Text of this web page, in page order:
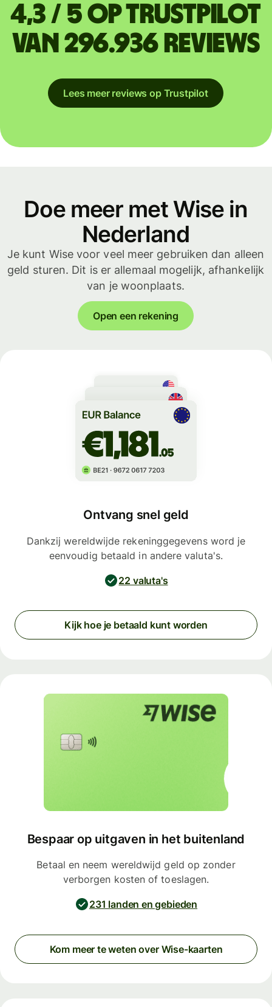
4,3 / 5 op Trustpilot
van 296.936 reviews
Lees meer reviews op Trustpilot
Doe meer met Wise in
Nederland
Je kunt Wise voor veel meer gebruiken dan alleen
geld sturen. Dit is er allemaal mogelijk, afhankelijk
van je woonplaats.
Open een rekening
Ontvang snel geld
Dankzij wereldwijde rekeninggegevens word je
eenvoudig betaald in andere valuta's.
22 valuta's
Kijk hoe je betaald kunt worden
Bespaar op uitgaven in het buitenland
Betaal en neem wereldwijd geld op zonder
verborgen kosten of toeslagen.
231 landen en gebieden
Kom meer te weten over Wise-kaarten